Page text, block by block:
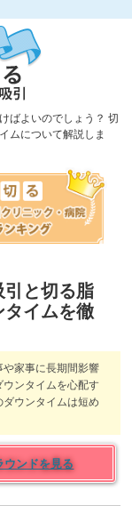
ばよいのでしょう？ 切
ムについて解説しま
引と切る脂
タイムを徹
家事に長期間影響
ンタイムを心配す
ウンタイムは短め
ウンドを見る